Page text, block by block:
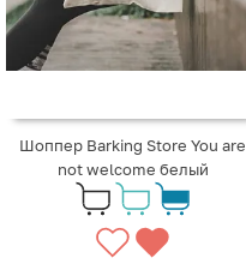
Шоппер Barking Store You are
not welcome белый